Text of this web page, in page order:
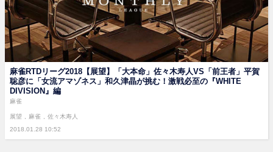
麻雀RTDリーグ2018【展望】「大本命」佐々木寿人VS「前王者」平賀
聡彦に「女流アマゾネス」和久津晶が挑む！激戦必至の『WHITE
DIVISION』編
2018.01.28 10:52
麻雀
展望 麻雀 佐々木寿人